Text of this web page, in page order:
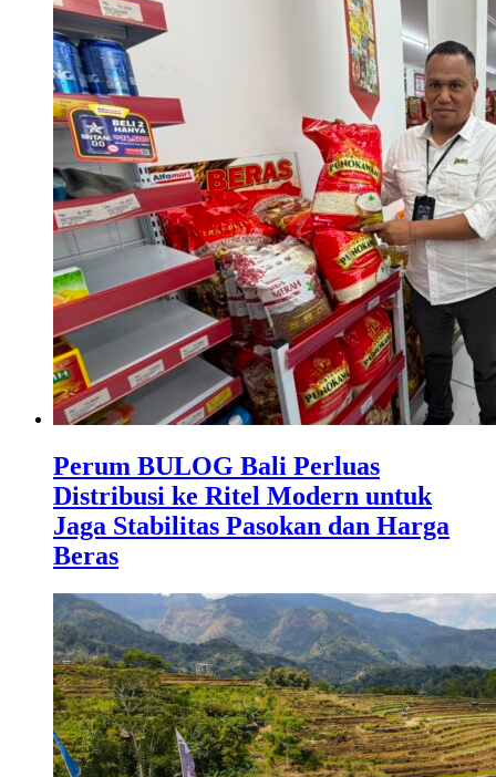
Perum BULOG Bali Perluas
Distribusi ke Ritel Modern untuk
Jaga Stabilitas Pasokan dan Harga
Beras